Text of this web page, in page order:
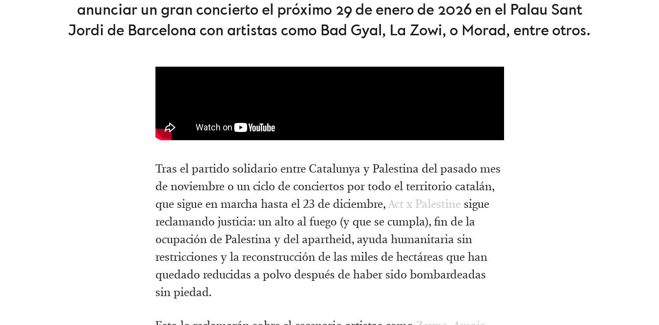
anunciar un gran concierto el próximo 29 de enero de 2026 en el Palau Sant
Jordi de Barcelona con artistas como Bad Gyal, La Zowi, o Morad, entre otros.
Tras el partido solidario entre Catalunya y Palestina del pasado mes
de noviembre o un ciclo de conciertos por todo el territorio catalán,
que sigue en marcha hasta el 23 de diciembre,Act x Palestine sigue
reclamando justicia: un alto al fuego (y que se cumpla), fin de la
ocupación de Palestina y del apartheid, ayuda humanitaria sin
restricciones y la reconstrucción de las miles de hectáreas que han
quedado reducidas a polvo después de haber sido bombardeadas
sin piedad.